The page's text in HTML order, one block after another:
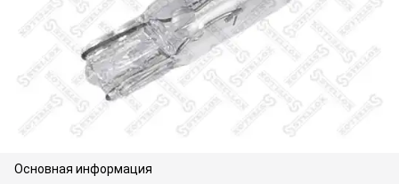
Основная информация